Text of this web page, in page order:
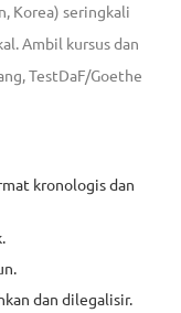
Korea) seringkali
Ambil kursus dan
TestDaF/Goethe
kronologis dan
dan dilegalisir.